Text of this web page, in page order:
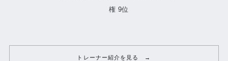
権 9位
トレーナー紹介を見る